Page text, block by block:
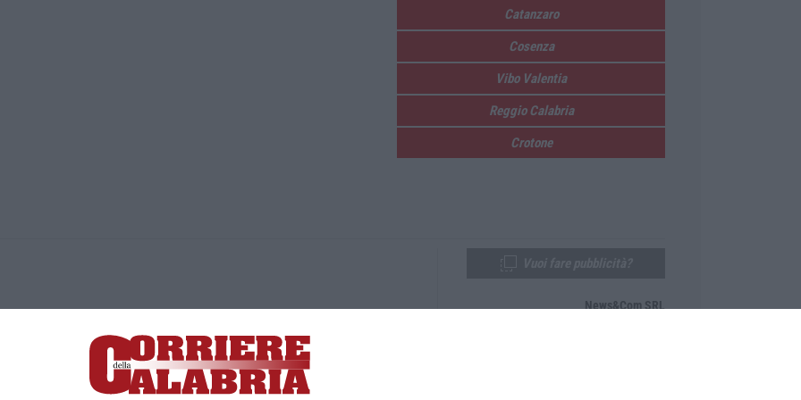
Catanzaro
Cosenza
Vibo Valentia
Reggio Calabria
Crotone
Lamezia Terme (CZ)
responsabile Paola Militano |Privacy
News&Com SRL